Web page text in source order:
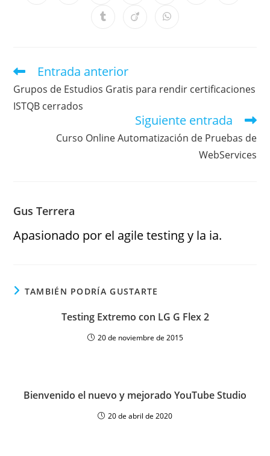
Entrada anterior
Grupos de Estudios Gratis para rendir certificaciones
ISTQB cerrados
Siguiente entrada
Curso Online Automatización de Pruebas de
WebServices
Gus Terrera
Apasionado por el agile testing y la ia.
TAMBIÉN PODRÍA GUSTARTE
Testing Extremo con LG G Flex 2
20 de noviembre de 2015
Bienvenido el nuevo y mejorado YouTube Studio
20 de abril de 2020